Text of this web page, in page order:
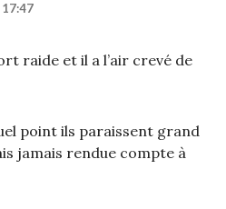
raide et il a l’air crevé de
point ils paraissent grand
jamais rendue compte à